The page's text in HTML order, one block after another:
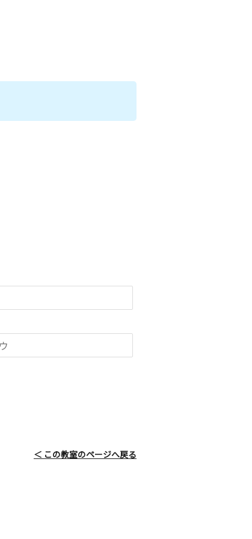
＜ この教室のページへ戻る